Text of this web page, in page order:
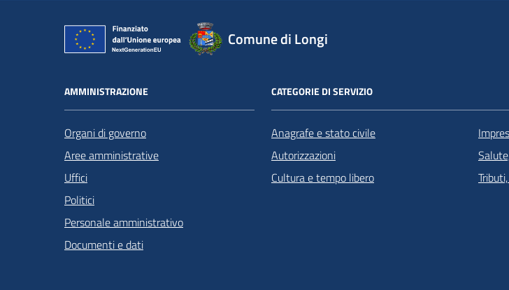
Comune di Longi
AMMINISTRAZIONE
Organi di governo
Aree amministrative
Uffici
Politici
Personale amministrativo
Documenti e dati
CATEGORIE DI SERVIZIO
Anagrafe e stato civile
Autorizzazioni
Cultura e tempo libero